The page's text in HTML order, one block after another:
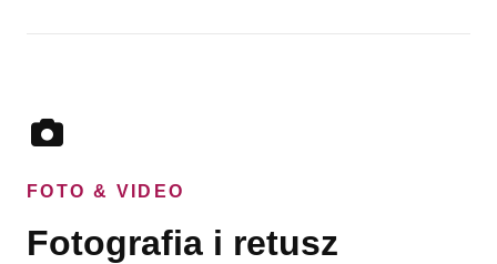
FOTO & VIDEO
Fotografia i retusz